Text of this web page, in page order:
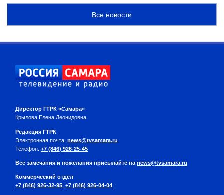
Все новости
Директор ГТРК «Самара»
Крылова Елена Леонидовна
Редакция ГТРК
Электронная почта: news@tvsamara.ru
Телефон: +7 (846) 926-25-45
Все замечания и пожелания присылайте на news@tvsamara.ru
Коммерческий отдел
+7 (846) 926-32-95 +7 (846) 926-04-04